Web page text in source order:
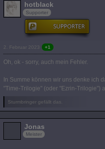
hotblack
Supporter
2. Februar 2023 +1
Oh, ok - sorry, auch mein Fehler.
In Summe können wir uns denke ich
"Time-Trilogie" (oder "Ezrin-Trilogie")
Sturmbringer gefällt das.
Jonas
Meister